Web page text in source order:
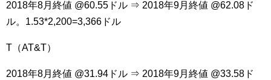
2018年8月終値 @60.55ドル ⇒ 2018年9月終値 @62.08ド
ル。1.53*2,200=3,366ドル
T（AT&T）
2018年8月終値 @31.94ドル ⇒ 2018年9月終値 @33.58ド